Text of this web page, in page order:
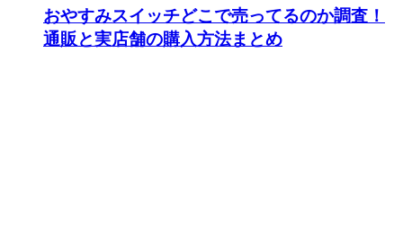
おやすみスイッチどこで売ってるのか調査！
通販と実店舗の購入方法まとめ